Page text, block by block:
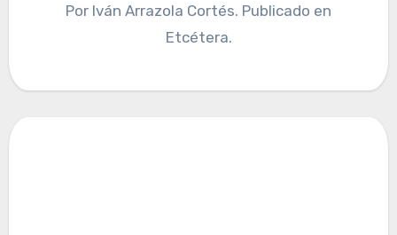
Por Iván Arrazola Cortés. Publicado en
Etcétera.